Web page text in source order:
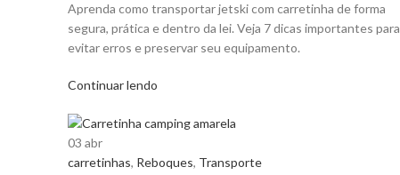
Aprenda como transportar jetski com carretinha de forma
segura, prática e dentro da lei. Veja 7 dicas importantes para
evitar erros e preservar seu equipamento.
Continuar lendo
03 abr
carretinhas, Reboques, Transporte